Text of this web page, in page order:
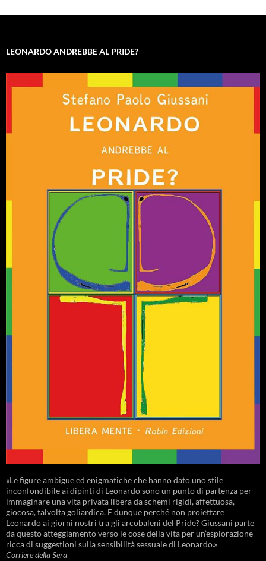
LEONARDO ANDREBBE AL PRIDE?
«Le figure ambigue ed enigmatiche che hanno dato uno stile
inconfondibile ai dipinti di Leonardo sono un punto di partenza per
immaginare una vita privata libera da schemi rigidi, affettuosa,
giocosa, talvolta goliardica. E dunque perché non proiettare
Leonardo ai giorni nostri tra gli arcobaleni del Pride? Giussani parte
da questo atteggiamento verso le cose della vita per un’esplorazione
ricca di suggestioni sulla sensibilità sessuale di Leonardo.»
Corriere della Sera